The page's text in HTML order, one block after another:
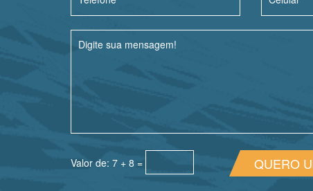
Valor de: 7 + 8 = QUERO